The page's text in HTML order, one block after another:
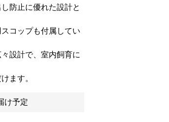
防止に優れた設計と
コップも付属してい
設計で、室内飼育に
ます。
け予定